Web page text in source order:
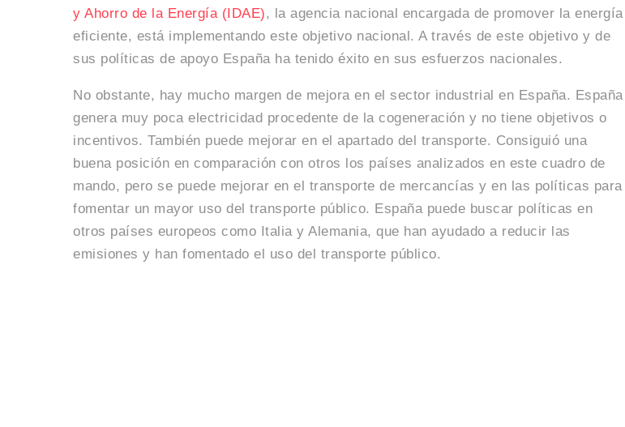
y Ahorro de la Energía (IDAE), la agencia nacional encargada de promover la energía
eficiente, está implementando este objetivo nacional. A través de este objetivo y de
sus políticas de apoyo España ha tenido éxito en sus esfuerzos nacionales.
No obstante, hay mucho margen de mejora en el sector industrial en España. España
genera muy poca electricidad procedente de la cogeneración y no tiene objetivos o
incentivos. También puede mejorar en el apartado del transporte. Consiguió una
buena posición en comparación con otros los países analizados en este cuadro de
mando, pero se puede mejorar en el transporte de mercancías y en las políticas para
fomentar un mayor uso del transporte público. España puede buscar políticas en
otros países europeos como Italia y Alemania, que han ayudado a reducir las
emisiones y han fomentado el uso del transporte público.